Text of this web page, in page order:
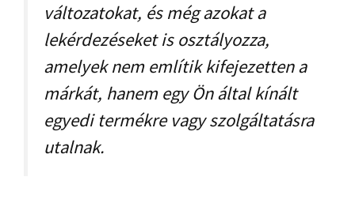
változatokat, és még azokat a
lekérdezéseket is osztályozza,
amelyek nem említik kifejezetten a
márkát, hanem egy Ön által kínált
egyedi termékre vagy szolgáltatásra
utalnak.